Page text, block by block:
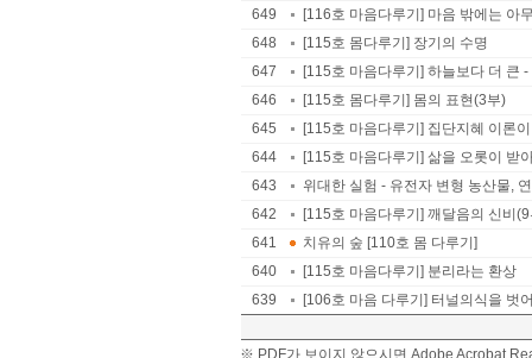
649
[116호 마음다루기] 마음 밖에는 아
648
[115호 몸다루기] 장기의 수명
647
[115호 마음다루기] 하늘보다 더 큰
646
[115호 몸다루기] 몸의 표현(3부)
645
[115호 마음다루기] 집단지혜 이론
644
[115호 마음다루기] 삶을 오롯이 받
643
위대한 실험 - 유전자 변형 농산물,
642
[115호 마음다루기] 깨달음의 신비
641
치유의 숲 [110호 몸 다루기]
640
[115호 마음다루기] 분리라는 환상
639
[106호 마음 다루기] 터널의식을 벗
※ PDF가 보이지 않으시면 Adobe Acrobat